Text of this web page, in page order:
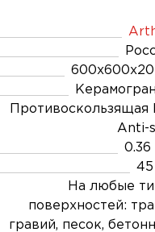
Противоскользящая
Anti-
0.36
45
На любые
поверхностей:
гравий, песок,